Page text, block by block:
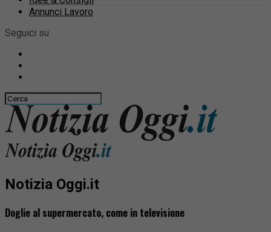
Annunci Lavoro
Seguici su
Notizia Oggi.it
Doglie al supermercato, come in televisione